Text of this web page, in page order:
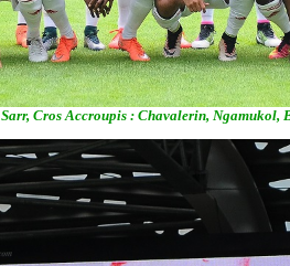
Cros Accroupis : Chavalerin,